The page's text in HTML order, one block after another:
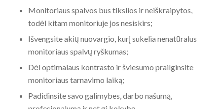
Monitoriaus spalvos bus tikslios ir neiškraipytos,
todėl kitam monitoriuje jos nesiskirs;
Išvengsite akių nuovargio, kurį sukelia nenatūralus
monitoriaus spalvų ryškumas;
Dėl optimalaus kontrasto ir šviesumo prailginsite
monitoriaus tarnavimo laiką;
Padidinsite savo galimybes, darbo našumą,